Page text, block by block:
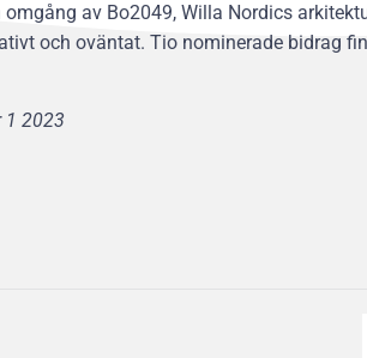
av Bo2049, Willa Nordics
och oväntat. Tio nominerade bidrag
1 2023